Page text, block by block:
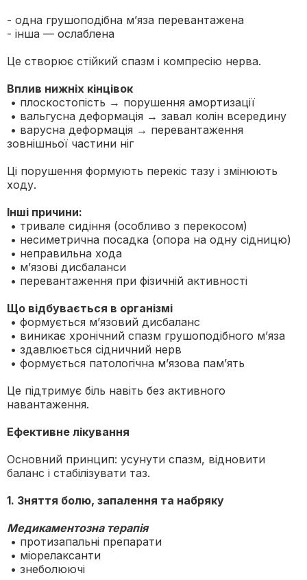
- одна грушоподібна м’яза перевантажена
- інша — ослаблена
Це створює стійкий спазм і компресію нерва.
Вплив нижніх кінцівок
• плоскостопість → порушення амортизації
• вальгусна деформація → завал колін всередину
• варусна деформація → перевантаження
зовнішньої частини ніг
Ці порушення формують перекіс тазу і змінюють
ходу.
Інші причини:
• тривале сидіння (особливо з перекосом)
• несиметрична посадка (опора на одну сідницю)
• неправильна хода
• м’язові дисбаланси
• перевантаження при фізичній активності
Що відбувається в організмі
• формується м’язовий дисбаланс
• виникає хронічний спазм грушоподібного м’яза
• здавлюється сідничний нерв
• формується патологічна м’язова пам’ять
Це підтримує біль навіть без активного
навантаження.
Ефективне лікування
Основний принцип: усунути спазм, відновити
баланс і стабілізувати таз.
1. Зняття болю, запалення та набряку
Медикаментозна терапія
• протизапальні препарати
• міорелаксанти
• знеболюючі